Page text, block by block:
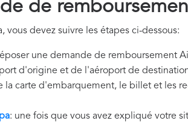
de
vous devez suivre les étapes ci-dessous:
une demande de remboursement
d'origine et de l'aéroport de
la carte d'embarquement, le billet et les
: une fois que vous avez expliqué votre